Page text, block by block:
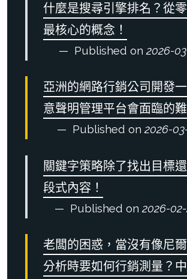
什麼是搜尋引擎排名？從
最核心的概念！
Published on 2026-
亞洲的網路行銷公司開發
意聲明管理平台會面臨的
Published on2026-
關鍵字策略除了找出目標
段式內容！
Published on 2026-
老闆的困惑，當沒有像尼
分析時要如何行銷測量？